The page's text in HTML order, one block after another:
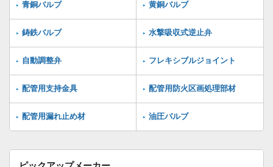
青銅バルブ 黄銅バルブ
鋳鉄バルブ 水撃吸収式逆止弁
自動調整弁 フレキシブルジョイント
配管用支持金具 配管用防火区画処理部材
配管用漏れ止め材 油圧バルブ